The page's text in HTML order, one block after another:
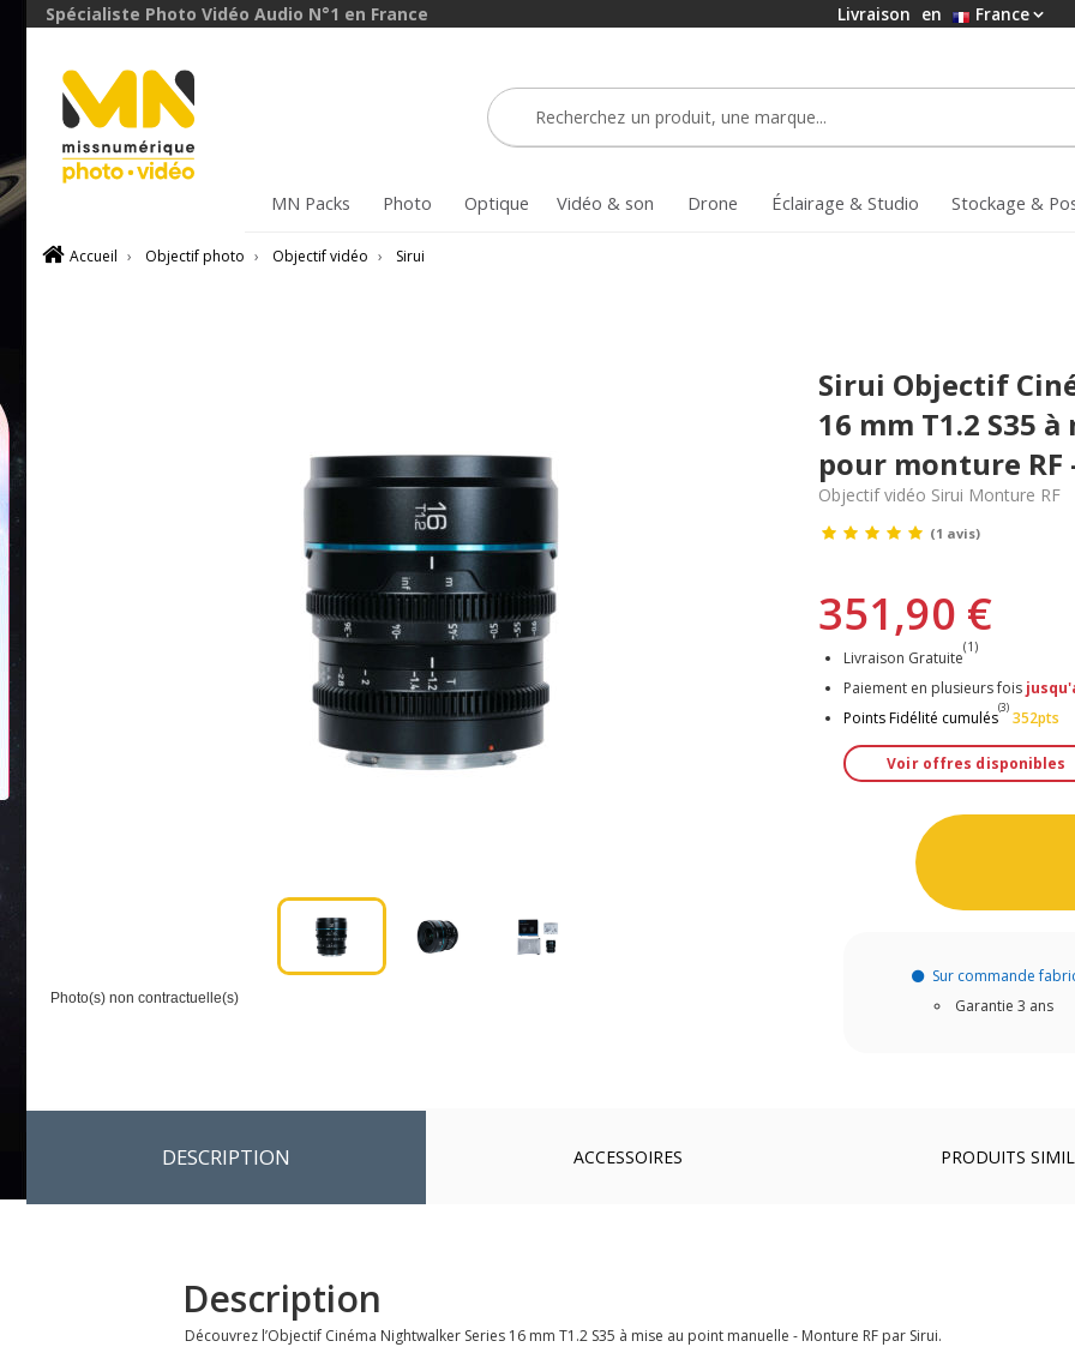
Spécialiste Photo Vidéo Audio N°1 en France Livraison en France
MN Packs Photo Optique Vidéo & son Drone Éclairage & Studio Stockage &
Accueil › Objectif photo › Objectif vidéo › Sirui
avec le code
Photo(s) non contractuelle(s)
Sirui Objectif
16 mm T1.2 S35
pour monture RF
Objectif vidéo Sirui Monture RF
(1 avis)
351,90 €
Livraison Gratuite
(1)
Paiement en plusieurs fois
Points Fidélité cumulés
(3)
352pts
Voir offres disponibles
Sur commande
Garantie 3 ans
DESCRIPTION ACCESSOIRES PRODUITS
Description
Découvrez l’Objectif Cinéma Nightwalker Series 16 mm T1.2 S35 à mise au point manuelle - Monture RF par Sirui.